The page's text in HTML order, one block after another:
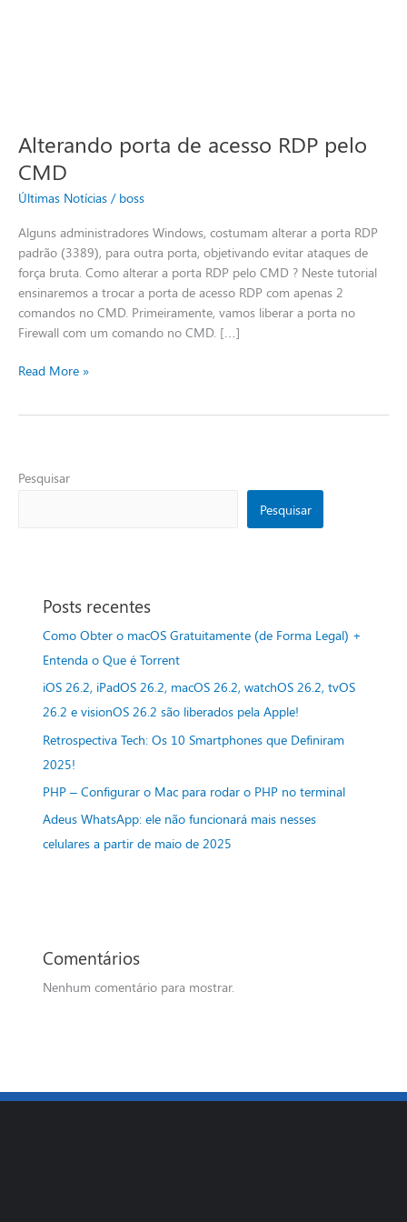
Alterando porta de acesso RDP pelo
CMD
Últimas Notícias / boss
Alguns administradores Windows, costumam alterar a porta RDP
padrão (3389), para outra porta, objetivando evitar ataques de
força bruta. Como alterar a porta RDP pelo CMD ? Neste tutorial
ensinaremos a trocar a porta de acesso RDP com apenas 2
comandos no CMD. Primeiramente, vamos liberar a porta no
Firewall com um comando no CMD. […]
Read More »
Pesquisar
Pesquisar
Posts recentes
Como Obter o macOS Gratuitamente (de Forma Legal) +
Entenda o Que é Torrent
iOS 26.2, iPadOS 26.2, macOS 26.2, watchOS 26.2, tvOS
26.2 e visionOS 26.2 são liberados pela Apple!
Retrospectiva Tech: Os 10 Smartphones que Definiram
2025!
PHP – Configurar o Mac para rodar o PHP no terminal
Adeus WhatsApp: ele não funcionará mais nesses
celulares a partir de maio de 2025
Comentários
Nenhum comentário para mostrar.